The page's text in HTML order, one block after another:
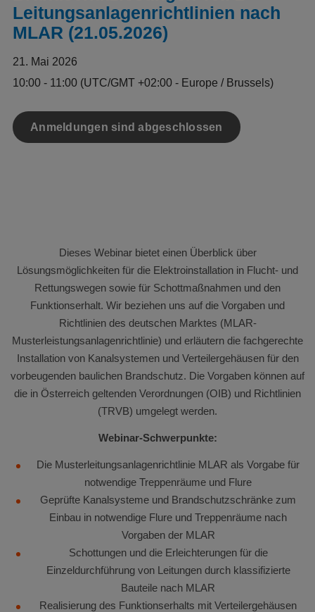
Leitungsanlagenrichtlinien nach
MLAR (21.05.2026)
21. Mai 2026
10:00 - 11:00 (UTC/GMT +02:00 - Europe / Brussels)
Anmeldungen sind abgeschlossen
Dieses Webinar bietet einen Überblick über
Lösungsmöglichkeiten für die Elektroinstallation in Flucht- und
Rettungswegen sowie für Schottmaßnahmen und den
Funktionserhalt. Wir beziehen uns auf die Vorgaben und
Richtlinien des deutschen Marktes (MLAR-
Musterleistungsanlagenrichtlinie) und erläutern die fachgerechte
Installation von Kanalsystemen und Verteilergehäusen für den
vorbeugenden baulichen Brandschutz. Die Vorgaben können auf
die in Österreich geltenden Verordnungen (OIB) und Richtlinien
(TRVB) umgelegt werden.
Webinar-Schwerpunkte:
Die Musterleitungsanlagenrichtlinie MLAR als Vorgabe für
notwendige Treppenräume und Flure
Geprüfte Kanalsysteme und Brandschutzschränke zum
Einbau in notwendige Flure und Treppenräume nach
Vorgaben der MLAR
Schottungen und die Erleichterungen für die
Einzeldurchführung von Leitungen durch klassifizierte
Bauteile nach MLAR
Realisierung des Funktionserhalts mit Verteilergehäusen